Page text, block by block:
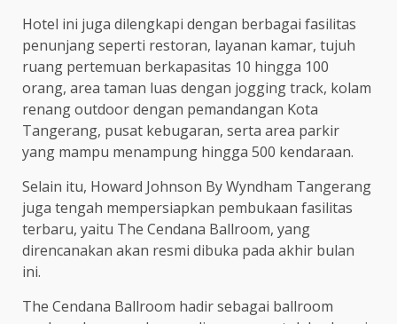
Hotel ini juga dilengkapi dengan berbagai fasilitas
penunjang seperti restoran, layanan kamar, tujuh
ruang pertemuan berkapasitas 10 hingga 100
orang, area taman luas dengan jogging track, kolam
renang outdoor dengan pemandangan Kota
Tangerang, pusat kebugaran, serta area parkir
yang mampu menampung hingga 500 kendaraan.
Selain itu, Howard Johnson By Wyndham Tangerang
juga tengah mempersiapkan pembukaan fasilitas
terbaru, yaitu The Cendana Ballroom, yang
direncanakan akan resmi dibuka pada akhir bulan
ini.
The Cendana Ballroom hadir sebagai ballroom